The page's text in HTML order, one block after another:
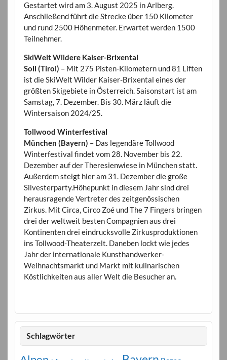
Gestartet wird am 3. August 2025 in Arlberg.
Anschließend führt die Strecke über 150 Kilometer
und rund 2500 Höhenmeter. Erwartet werden 1500
Teilnehmer.
SkiWelt Wildere Kaiser-Brixental
Soll (Tirol) – Mit 275 Pisten-Kilometern und 81 Liften
ist die SkiWelt Wilder Kaiser-Brixental eines der
größten Skigebiete in Österreich. Saisonstart ist am
Samstag, 7. Dezember. Bis 30. März läuft die
Wintersaison 2024/25.
Tollwood Winterfestival
München (Bayern) – Das legendäre Tollwood
Winterfestival findet vom 28. November bis 22.
Dezember auf der Theresienwiese in München statt.
Außerdem steigt hier am 31. Dezember die große
Silvesterparty.Höhepunkt in diesem Jahr sind drei
herausragende Vertreter des zeitgenössischen
Zirkus. Mit Circa, Circo Zoé und The 7 Fingers bringen
drei der weltweit besten Compagnien aus drei
Kontinenten drei eindrucksvolle Zirkusproduktionen
ins Tollwood-Theaterzelt. Daneben lockt wie jedes
Jahr der internationale Kunsthandwerker-
Weihnachtsmarkt und Markt mit kulinarischen
Köstlichkeiten aus aller Welt die Besucher an.
Schlagwörter